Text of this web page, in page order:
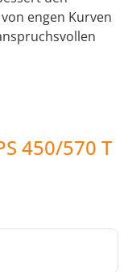
engen Kurven
450/570 T